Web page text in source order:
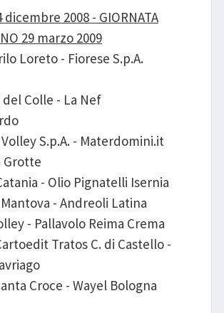
dicembre 2008 - GIORNATA
29 marzo 2009
Loreto - Fiorese S.p.A.
del Colle - La Nef
S.p.A. - Materdomini.it
Grotte
- Olio Pignatelli Isernia
- Andreoli Latina
- Pallavolo Reima Crema
Tratos C. di Castello -
Croce - Wayel Bologna